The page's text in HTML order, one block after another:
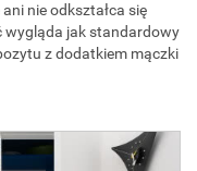
nie odkształca się
wygląda jak standardowy
z dodatkiem mączki